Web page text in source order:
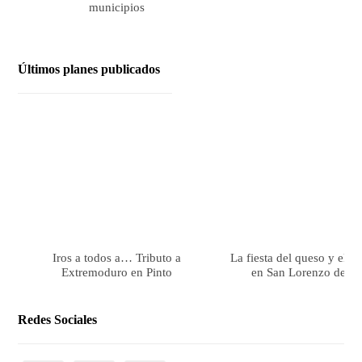
municipios
Últimos planes publicados
Iros a todos a… Tributo a
Extremoduro en Pinto
La fiesta del queso y el
en San Lorenzo de
Redes Sociales